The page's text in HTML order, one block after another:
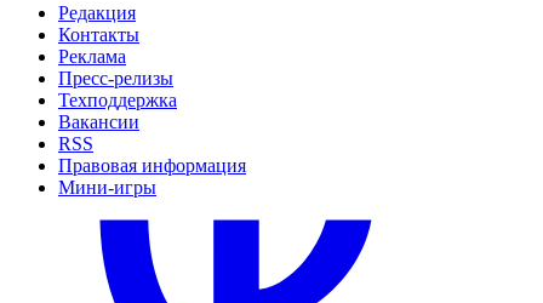
Редакция
Контакты
Реклама
Пресс-релизы
Техподдержка
Вакансии
RSS
Правовая информация
Мини-игры